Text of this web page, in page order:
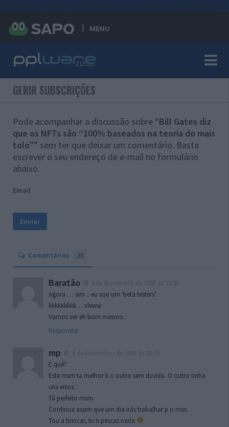
MENU
GERIR SUBSCRIÇÕES
Pode acompanhar a discussão sobre “Bill Gates diz
que os NFTs são “100% baseados na teoria do mais
tolo”” sem ter que deixar um comentário. Basta
escrever o seu endereço de e-mail no formulário
abaixo.
Email
Comentários 25
Baratão
Agora … sim .. eu sou um ‘beta testers’
kkkkkkkkk… vleww
Vamos ver eh bom mesmo..
Responder
mp
E quê?
Este msm ta melhor k o outro sem duvida. O outro tinha
uns erros.
Tá perfeito msm.
Continua assim que um dia irás trabalhar p o msn.
Tou a brincar, tu n pescas nada